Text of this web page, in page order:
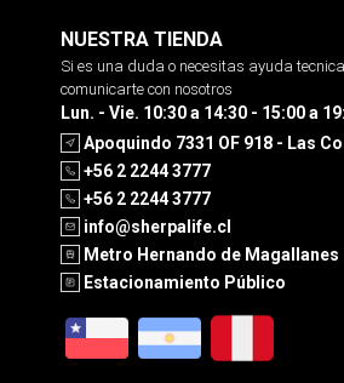
NUESTRA TIENDA
Si es una duda o necesitas ayuda
comunicarte con nosotros
Lun. - Vie. 10:30 a 14:30 - 15:00 a
Apoquindo 7331 OF 918 - Las
+56 2 2244 3777
+56 2 2244 3777
info@sherpalife.cl
Metro Hernando de Magallanes
Estacionamiento Público